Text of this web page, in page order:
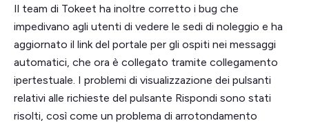
Il team di Tokeet ha inoltre corretto i bug che
impedivano agli utenti di vedere le sedi di noleggio e ha
aggiornato il link del portale per gli ospiti nei messaggi
automatici, che ora è collegato tramite collegamento
ipertestuale. I problemi di visualizzazione dei pulsanti
relativi alle richieste del pulsante Rispondi sono stati
risolti, così come un problema di arrotondamento